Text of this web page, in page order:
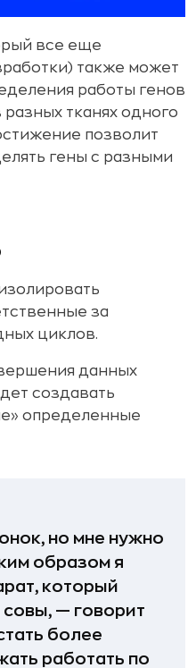
все еще
также может
работы генов
тканях одного
позволит
гены с разными
за
циклов.
данных
создавать
определенные
но мне нужно
образом я
который
— говорит
более
работать по